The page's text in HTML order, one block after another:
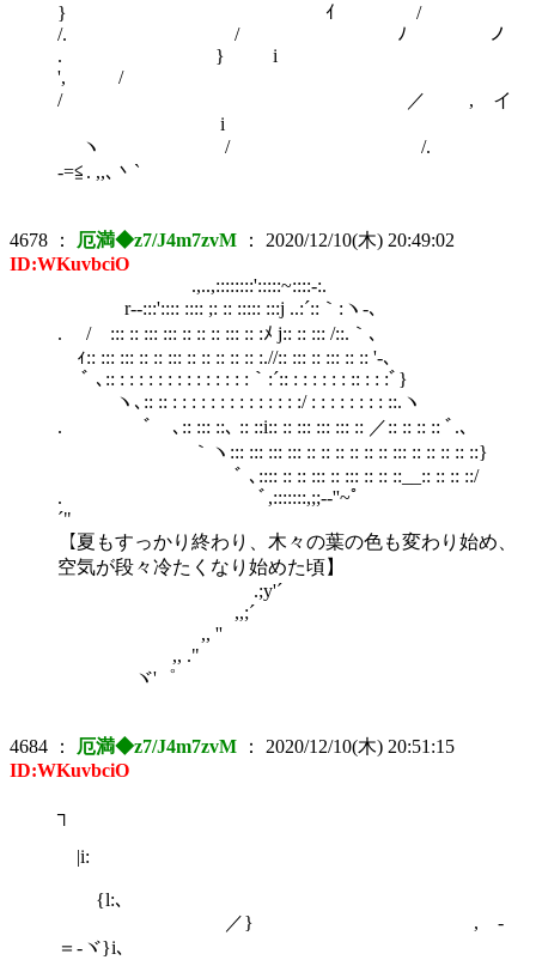
} ｲ /
/. / ﾉ ノ
. } i
', /
/ ／ , イ
i
ヽ / /.
‐=≦. ,,､丶`
4678 ： 厄満◆z7/J4m7zvM ： 2020/12/10(木) 20:49:02
ID:WKuvbciO
.,..,::::::::':::::~::::‐:.
r-‐:::':::: :::: ;: :: ::::: :::j ..:´::｀:ヽ-､
. /￣::: :: ::: ::: :: :: :: ::: :: :ﾒ j:: :: ::: /::.｀､
ｨ:: ::: ::: :: :: ::: :: :: :: :: :: :.//:: ::: :: ::: :: :: '-､
ﾞ ､:: : : : : : : : : : : : : : :｀:´:: : : : : : : :: : : :ﾞ}
ヽ､:: :: : : : : : : : : : : : : : :/ : : : : : : : : ::.ヽ
. ﾞ ､:: ::: ::､ :: ::i:: :: ::: ::: ::: :: ／:: :: :: :: ﾞ.､
｀ヽ::: ::: ::: ::: :: :: :: :: :: :: ::: :: :: :: :: ::}
ﾞ ､:::: :: :: ::: :: ::: :: :: ::__:: :: :: ::/
. ﾞ,:::::::,;;-‐''~゜
´"
【夏もすっかり終わり、木々の葉の色も変わり始め、
空気が段々冷たくなり始めた頃】
.;y'´
,,;´
,, ''
,, ."
ヾ'゜
4684 ： 厄満◆z7/J4m7zvM ： 2020/12/10(木) 20:51:15
ID:WKuvbciO
┐
|i:
{l:､
／} , -
＝-ヾ}i､